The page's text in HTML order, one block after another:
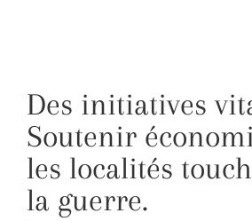
Des initiatives
Soutenir
les localités
la guerre.